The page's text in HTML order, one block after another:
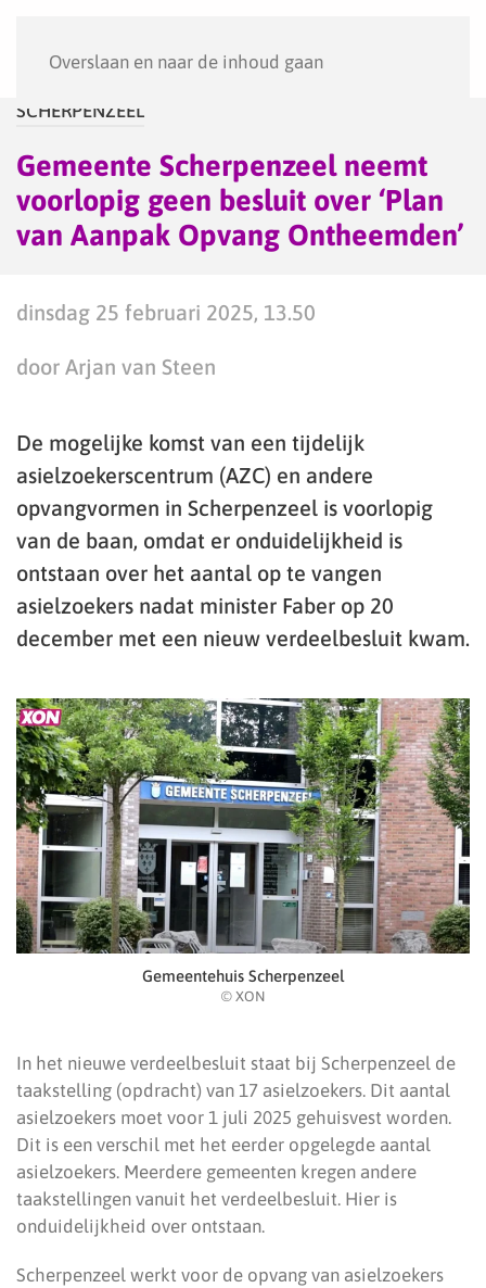
Overslaan en naar de inhoud gaan
SCHERPENZEEL
Gemeente Scherpenzeel neemt
voorlopig geen besluit over ‘Plan
van Aanpak Opvang Ontheemden’
dinsdag 25 februari 2025, 13.50
door Arjan van Steen
De mogelijke komst van een tijdelijk
asielzoekerscentrum (AZC) en andere
opvangvormen in Scherpenzeel is voorlopig
van de baan, omdat er onduidelijkheid is
ontstaan over het aantal op te vangen
asielzoekers nadat minister Faber op 20
december met een nieuw verdeelbesluit kwam.
Gemeentehuis Scherpenzeel
© XON
In het nieuwe verdeelbesluit staat bij Scherpenzeel de
taakstelling (opdracht) van 17 asielzoekers. Dit aantal
asielzoekers moet voor 1 juli 2025 gehuisvest worden.
Dit is een verschil met het eerder opgelegde aantal
asielzoekers. Meerdere gemeenten kregen andere
taakstellingen vanuit het verdeelbesluit. Hier is
onduidelijkheid over ontstaan.
Scherpenzeel werkt voor de opvang van asielzoekers